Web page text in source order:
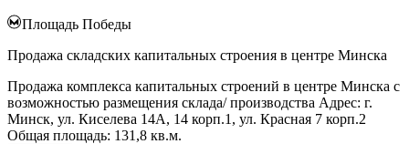
Площадь Победы
Продажа складских капитальных строения в центре Минска
Продажа комплекса капитальных строений в центре Минска с
возможностью размещения склада/ производства Адрес: г.
Минск, ул. Киселева 14А, 14 корп.1, ул. Красная 7 корп.2
Общая площадь: 131,8 кв.м.